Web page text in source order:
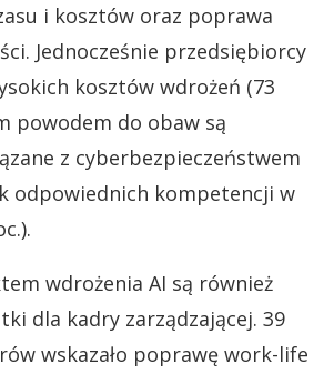
i kosztów oraz poprawa
Jednocześnie przedsiębiorcy
kosztów wdrożeń (73
powodem do obaw są
z cyberbezpieczeństwem
odpowiednich kompetencji w
wdrożenia AI są również
dla kadry zarządzającej. 39
wskazało poprawę work-life